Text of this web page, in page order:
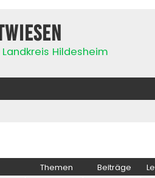
Hildesheim
Themen Beiträge